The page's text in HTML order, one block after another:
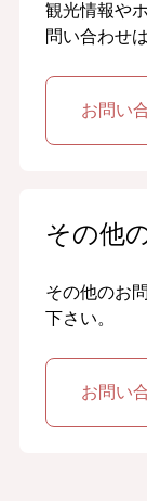
観光情報や
問い合わせ
お問い
その他
その他のお
下さい。
お問い